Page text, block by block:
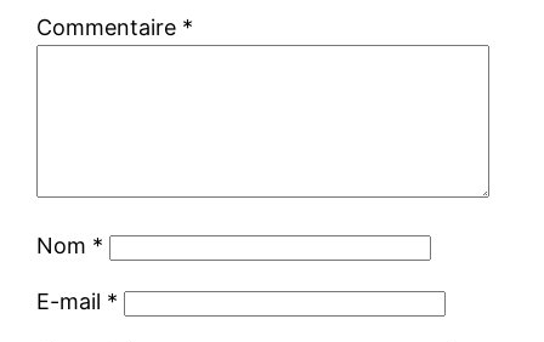
Commentaire *
Nom *
E-mail *